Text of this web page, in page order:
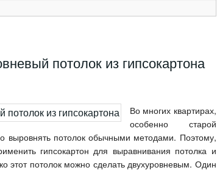
потолок из гипсокартона
Во многих квартирах,
особенно старой
выровнять потолок обычными методами. Поэтому,
гипсокартон для выравнивания потолка и
этот потолок можно сделать двухуровневым. Один